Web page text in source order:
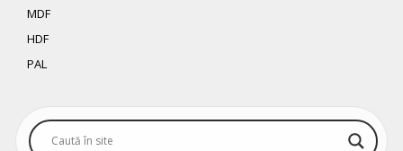
MDF
HDF
PAL